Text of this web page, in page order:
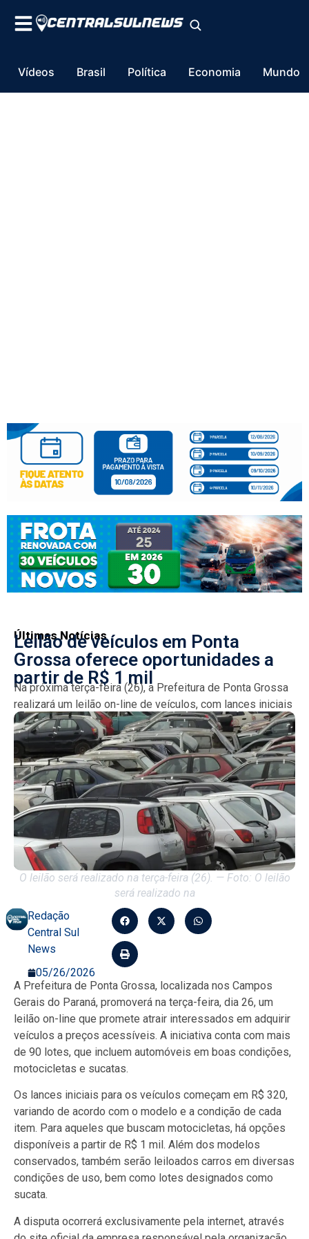
Vídeos Brasil Política Economia Mundo
Últimas Notícias
Leilão de veículos em Ponta
Grossa oferece oportunidades a
partir de R$ 1 mil
Na próxima terça-feira (26), a Prefeitura de Ponta Grossa
realizará um leilão on-line de veículos, com lances iniciais
a partir de R$ 320. Serão mais...
O leilão será realizado na terça-feira (26). — Foto: O leilão
será realizado na
Redação
Central Sul
News
05/26/2026
A Prefeitura de Ponta Grossa, localizada nos Campos
Gerais do Paraná, promoverá na terça-feira, dia 26, um
leilão on-line que promete atrair interessados em adquirir
veículos a preços acessíveis. A iniciativa conta com mais
de 90 lotes, que incluem automóveis em boas condições,
motocicletas e sucatas.
Os lances iniciais para os veículos começam em R$ 320,
variando de acordo com o modelo e a condição de cada
item. Para aqueles que buscam motocicletas, há opções
disponíveis a partir de R$ 1 mil. Além dos modelos
conservados, também serão leiloados carros em diversas
condições de uso, bem como lotes designados como
sucata.
A disputa ocorrerá exclusivamente pela internet, através